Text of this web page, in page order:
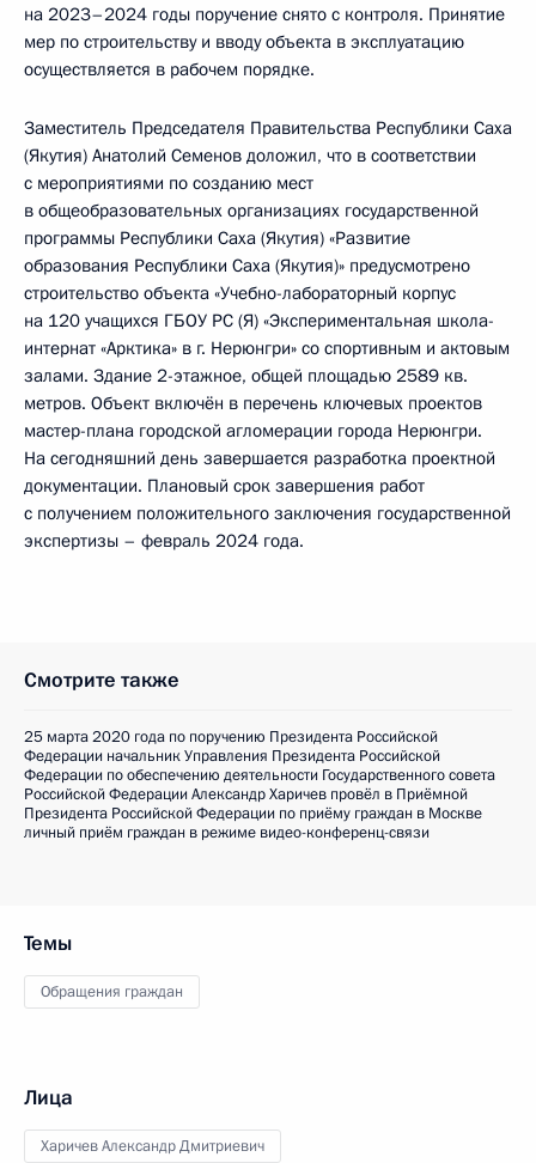
на 2023–2024 годы поручение снято с контроля. Принятие
мер по строительству и вводу объекта в эксплуатацию
осуществляется в рабочем порядке.
Заместитель Председателя Правительства Республики Саха
(Якутия) Анатолий Семенов доложил, что в соответствии
с мероприятиями по созданию мест
в общеобразовательных организациях государственной
программы Республики Саха (Якутия) «Развитие
образования Республики Саха (Якутия)» предусмотрено
строительство объекта «Учебно-лабораторный корпус
на 120 учащихся ГБОУ РС (Я) «Экспериментальная школа-
интернат «Арктика» в г. Нерюнгри» со спортивным и актовым
залами. Здание 2-этажное, общей площадью 2589 кв.
метров. Объект включён в перечень ключевых проектов
мастер-плана городской агломерации города Нерюнгри.
На сегодняшний день завершается разработка проектной
документации. Плановый срок завершения работ
с получением положительного заключения государственной
экспертизы – февраль 2024 года.
Смотрите также
25 марта 2020 года по поручению Президента Российской
Федерации начальник Управления Президента Российской
Федерации по обеспечению деятельности Государственного совета
Российской Федерации Александр Харичев провёл в Приёмной
Президента Российской Федерации по приёму граждан в Москве
личный приём граждан в режиме видео-конференц-связи
Темы
Обращения граждан
Лица
Харичев Александр Дмитриевич